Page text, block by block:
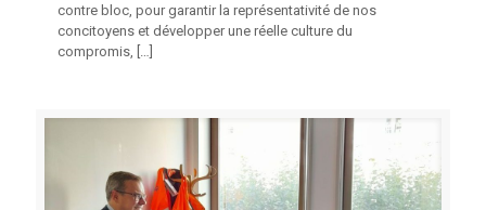
contre bloc, pour garantir la représentativité de nos
concitoyens et développer une réelle culture du
compromis, […]